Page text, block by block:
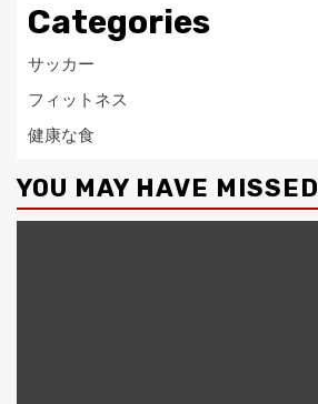
Categories
サッカー
フィットネス
健康な食
YOU MAY HAVE MISSED